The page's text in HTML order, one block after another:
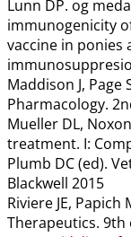
Lunn DP. og
immunogenicity
vaccine in ponies
Maddison J, Page
Pharmacology.
Mueller DL,
treatment. I:
Plumb DC (ed).
Blackwell 2015
Riviere JE,
Therapeutics. 9th